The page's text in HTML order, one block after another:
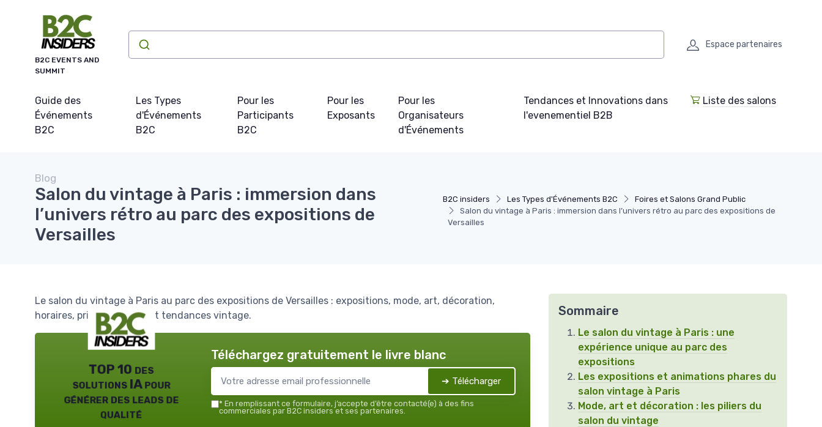
B2C EVENTS AND
SUMMIT
Espace partenaires
Guide des
Événements
B2C
Les Types
d'Événements
B2C
Pour les
Participants
B2C
Pour les
Exposants
Pour les
Organisateurs
d'Événements
Tendances et Innovations dans
l'evenementiel B2B
Liste des salons
B2C insiders Les Types d'Événements B2C
Foires et Salons Grand Public
Salon du vintage à Paris : immersion dans l’univers rétro au parc des expositions de
Versailles
Blog
Salon du vintage à Paris : immersion dans
l’univers rétro au parc des expositions de
Versailles
Le salon du vintage à Paris au parc des expositions de Versailles : expositions, mode, art, décoration,
horaires, prix, exposants et tendances vintage.
TOP 10 des
solutions IA pour
générer des leads de
qualité
Téléchargez gratuitement le livre blanc
➔ Télécharger
* En remplissant ce formulaire, j’accepte d’être contacté(e) à des fins
commerciales par B2C insiders et ses partenaires.
Sommaire
Le salon du vintage à Paris : une
expérience unique au parc des
expositions
Les expositions et animations phares du
salon vintage à Paris
Mode, art et décoration : les piliers du
salon du vintage